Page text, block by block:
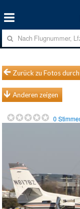
Zurück zu Fotos
Anderen zeigen
0